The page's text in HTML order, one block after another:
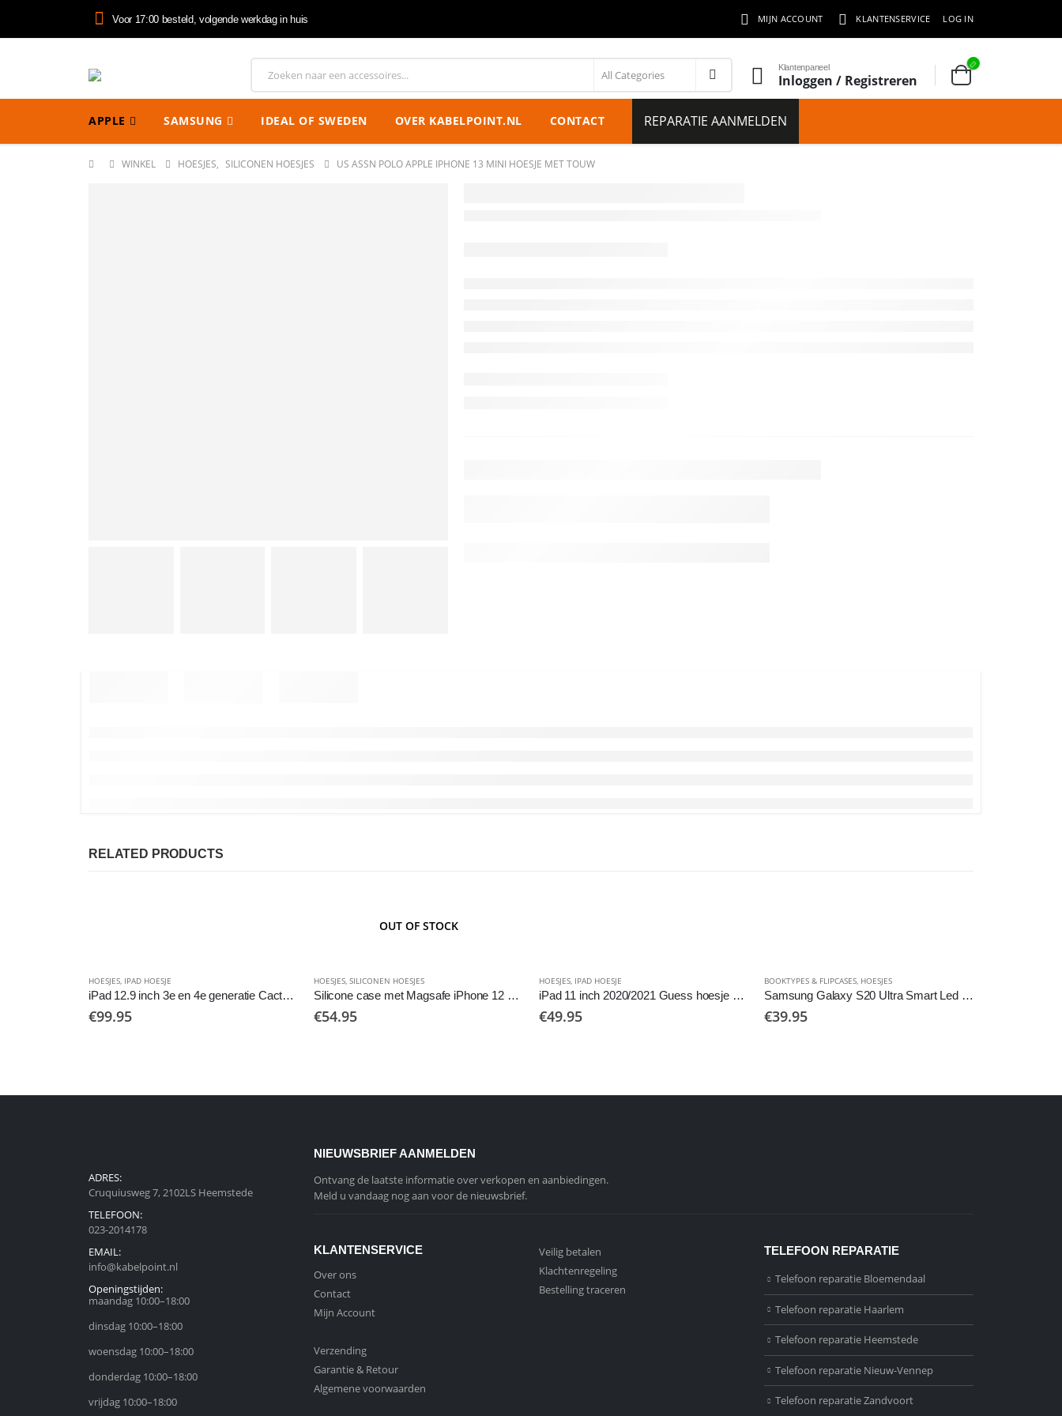
Voor 17:00 besteld, volgende werkdag in huis MIJN ACCOUNT KLANTENSERVICE LOG IN
Klantenpaneel
Inloggen / Registreren
APPLE SAMSUNG IDEAL OF SWEDEN OVER KABELPOINT.NL CONTACT REPARATIE AANMELDEN
WINKEL HOESJES, SILICONEN HOESJES US ASSN POLO APPLE IPHONE 13 MINI HOESJE MET TOUW
RELATED PRODUCTS
HOESJES, IPAD HOESJE
iPad 12.9 inch 3e en 4e generatie Cactus smartfolio hoesje
€99.95
OUT OF STOCK
HOESJES, SILICONEN HOESJES
Silicone case met Magsafe iPhone 12 en 12 Pro
€54.95
HOESJES, IPAD HOESJE
iPad 11 inch 2020/2021 Guess hoesje zwart
€49.95
BOOKTYPES & FLIPCASES, HOESJES
Samsung Galaxy S20 Ultra Smart Led View Cover
€39.95
ADRES:
Cruquiusweg 7, 2102LS Heemstede
TELEFOON:
023-2014178
EMAIL:
info@kabelpoint.nl
Openingstijden:
maandag 10:00–18:00
dinsdag 10:00–18:00
woensdag 10:00–18:00
donderdag 10:00–18:00
vrijdag 10:00–18:00
NIEUWSBRIEF AANMELDEN
Ontvang de laatste informatie over verkopen en aanbiedingen.
Meld u vandaag nog aan voor de nieuwsbrief.
KLANTENSERVICE
Over ons
Contact
Mijn Account
Verzending
Garantie & Retour
Algemene voorwaarden
Veilig betalen
Klachtenregeling
Bestelling traceren
TELEFOON REPARATIE
Telefoon reparatie Bloemendaal
Telefoon reparatie Haarlem
Telefoon reparatie Heemstede
Telefoon reparatie Nieuw-Vennep
Telefoon reparatie Zandvoort